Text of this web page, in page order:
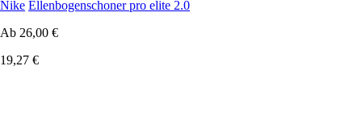
Nike Ellenbogenschoner pro elite 2.0
Ab 26,00 €
19,27 €